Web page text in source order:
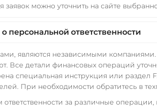
заявок можно уточнить на сайте
персональной ответственности
являются независимыми
Все детали финансовых операций
специальная инструкция или раздел
При необходимости обратитесь в
за различные